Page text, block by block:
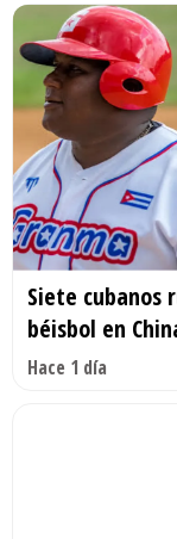
Siete cubanos
béisbol en
Hace 1 día